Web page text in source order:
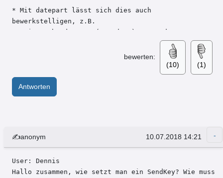
* Mit datepart lässt sich dies auch
bewerkstelligen, z.B.
wscript.echo datepart("m",date) ' nur den Monat
wscript.echo Monat2
User: Micha
bewerten:
(10)
(1)
Antworten
✍anonym 10.07.2018 14:21
User: Dennis
Hallo zusammen, wie setzt man ein SendKey? Wie muss